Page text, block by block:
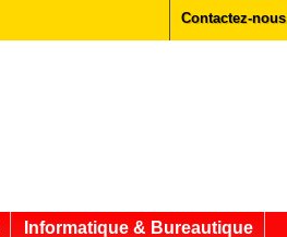
Contactez-nous
Informatique & Bureautique